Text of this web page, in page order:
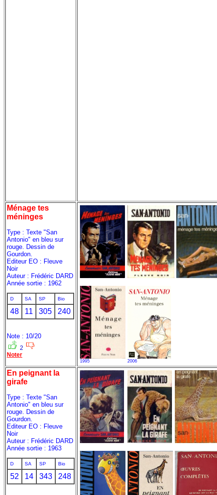
Ménage tes
méninges
Type : Texte "San
Antonio" en bleu sur
rouge. Dessin de
Gourdon.
Editeur EO : Fleuve
Noir
Auteur : Frédéric DARD
Année sortie : 1962
D SA SP Bio
48 11 305 240
Note : 10/20
2
Noter
1995 2006
En peignant la
girafe
Type : Texte "San
Antonio" en bleu sur
rouge. Dessin de
Gourdon.
Editeur EO : Fleuve
Noir
Auteur : Frédéric DARD
Année sortie : 1963
D SA SP Bio
52 14 343 248